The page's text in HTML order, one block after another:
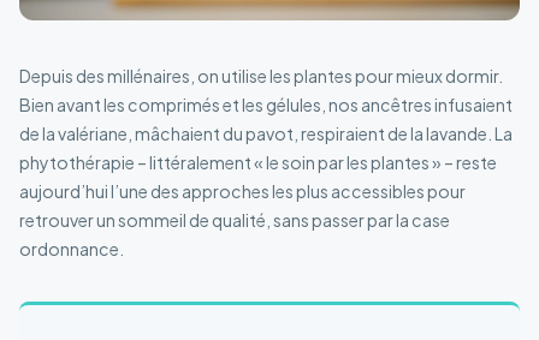
Depuis des millénaires, on utilise les plantes pour mieux dormir.
Bien avant les comprimés et les gélules, nos ancêtres infusaient
de la valériane, mâchaient du pavot, respiraient de la lavande. La
phytothérapie – littéralement « le soin par les plantes » – reste
aujourd’hui l’une des approches les plus accessibles pour
retrouver un sommeil de qualité, sans passer par la case
ordonnance.